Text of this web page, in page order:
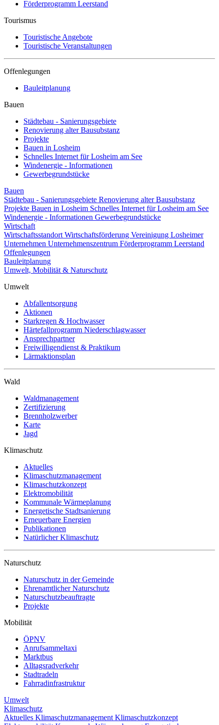
Förderprogramm Leerstand
Tourismus
Touristische Angebote
Touristische Veranstaltungen
Offenlegungen
Bauleitplanung
Bauen
Städtebau - Sanierungsgebiete
Renovierung alter Bausubstanz
Projekte
Bauen in Losheim
Schnelles Internet für Losheim am See
Windenergie - Informationen
Gewerbegrundstücke
Bauen
Städtebau - Sanierungsgebiete Renovierung alter Bausubstanz
Projekte Bauen in Losheim Schnelles Internet für Losheim am See
Windenergie - Informationen Gewerbegrundstücke
Wirtschaft
Wirtschaftsstandort Wirtschaftsförderung Vereinigung Losheimer
Unternehmen Unternehmenszentrum Förderprogramm Leerstand
Offenlegungen
Bauleitplanung
Umwelt, Mobilität & Naturschutz
Umwelt
Abfallentsorgung
Aktionen
Starkregen & Hochwasser
Härtefallprogramm Niederschlagwasser
Ansprechpartner
Freiwilligendienst & Praktikum
Lärmaktionsplan
Wald
Waldmanagement
Zertifizierung
Brennholzwerber
Karte
Jagd
Klimaschutz
Aktuelles
Klimaschutzmanagement
Klimaschutzkonzept
Elektromobilität
Kommunale Wärmeplanung
Energetische Stadtsanierung
Erneuerbare Energien
Publikationen
Natürlicher Klimaschutz
Naturschutz
Naturschutz in der Gemeinde
Ehrenamtlicher Naturschutz
Naturschutzbeauftragte
Projekte
Mobilität
ÖPNV
Anrufsammeltaxi
Marktbus
Alltagsradverkehr
Stadtradeln
Fahrradinfrastruktur
Umwelt
Klimaschutz
Aktuelles Klimaschutzmanagement Klimaschutzkonzept